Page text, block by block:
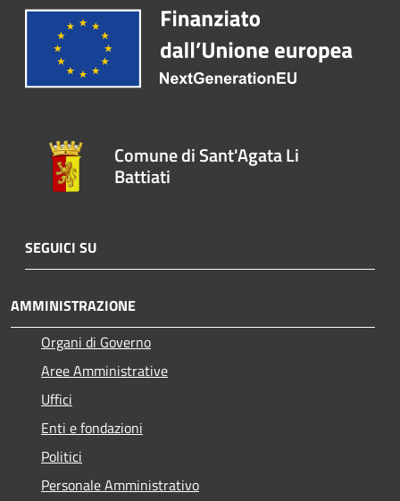
Comune di Sant'Agata Li
Battiati
SEGUICI SU
AMMINISTRAZIONE
Organi di Governo
Aree Amministrative
Uffici
Enti e fondazioni
Politici
Personale Amministrativo